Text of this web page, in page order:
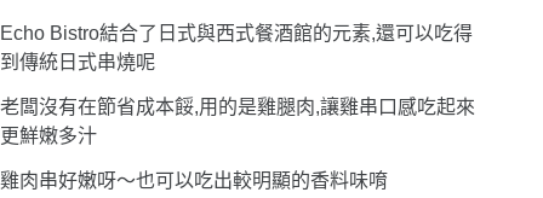
Echo Bistro結合了日式與西式餐酒館的元素,還可以吃得
到傳統日式串燒呢
老闆沒有在節省成本餒,用的是雞腿肉,讓雞串口感吃起來
更鮮嫩多汁
雞肉串好嫩呀〜也可以吃出較明顯的香料味唷